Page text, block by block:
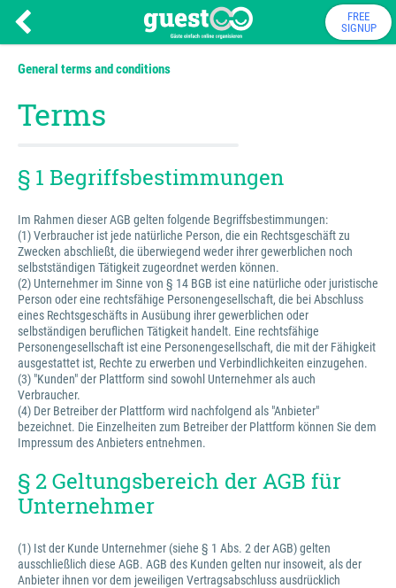
FREE
SIGNUP
General terms and conditions
Terms
§ 1 Begriffsbestimmungen
Im Rahmen dieser AGB gelten folgende Begriffsbestimmungen:
(1) Verbraucher ist jede natürliche Person, die ein Rechtsgeschäft zu
Zwecken abschließt, die überwiegend weder ihrer gewerblichen noch
selbstständigen Tätigkeit zugeordnet werden können.
(2) Unternehmer im Sinne von § 14 BGB ist eine natürliche oder juristische
Person oder eine rechtsfähige Personengesellschaft, die bei Abschluss
eines Rechtsgeschäfts in Ausübung ihrer gewerblichen oder
selbständigen beruflichen Tätigkeit handelt. Eine rechtsfähige
Personengesellschaft ist eine Personengesellschaft, die mit der Fähigkeit
ausgestattet ist, Rechte zu erwerben und Verbindlichkeiten einzugehen.
(3) "Kunden" der Plattform sind sowohl Unternehmer als auch
Verbraucher.
(4) Der Betreiber der Plattform wird nachfolgend als "Anbieter"
bezeichnet. Die Einzelheiten zum Betreiber der Plattform können Sie dem
Impressum des Anbieters entnehmen.
§ 2 Geltungsbereich der AGB für
Unternehmer
(1) Ist der Kunde Unternehmer (siehe § 1 Abs. 2 der AGB) gelten
ausschließlich diese AGB. AGB des Kunden gelten nur insoweit, als der
Anbieter ihnen vor dem jeweiligen Vertragsabschluss ausdrücklich